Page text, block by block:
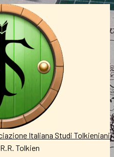
Italiana Studi Tolkieniani
Tolkien